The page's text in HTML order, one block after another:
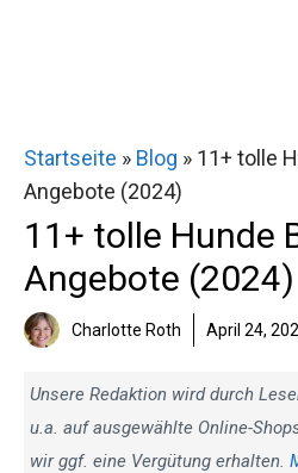
Startseite » Blog » 11+ tolle
Angebote (2024)
11+ tolle Hunde
Angebote (2024)
Charlotte Roth April 24,
Unsere Redaktion wird durch
u.a. auf ausgewählte Online-
wir ggf. eine Vergütung erhalten.